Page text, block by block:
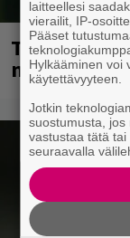
nämä
laitteellesi
vierailit, IP-
Pääset
Hylkääminen voi
käytettävyyteen.
Jotkin
suostumusta, jos
vastustaa tätä
seuraavalla